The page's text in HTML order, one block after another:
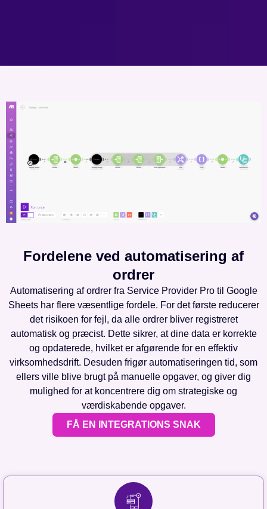
Fordelene ved automatisering af
ordrer
Automatisering af ordrer fra Service Provider Pro til Google
Sheets har flere væsentlige fordele. For det første reducerer
det risikoen for fejl, da alle ordrer bliver registreret
automatisk og præcist. Dette sikrer, at dine data er korrekte
og opdaterede, hvilket er afgørende for en effektiv
virksomhedsdrift. Desuden frigør automatiseringen tid, som
ellers ville blive brugt på manuelle opgaver, og giver dig
mulighed for at koncentrere dig om strategiske og
værdiskabende opgaver.
FÅ EN INTEGRATIONS SNAK